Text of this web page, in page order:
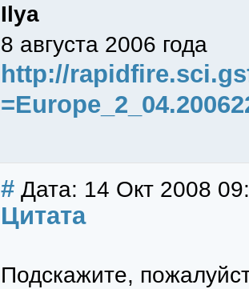
Ilya
8 августа 2006 года
http://
# Дата: 14 Окт 2008
Цитата
Подскажите,